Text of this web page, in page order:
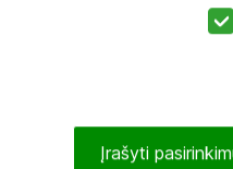
Įrašyti